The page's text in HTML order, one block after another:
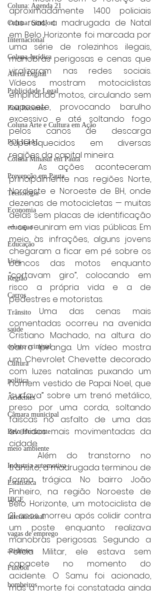
Coluna: Agenda 21
Coluna: SindJori
Internacional
Coluna Jurídica
Alerta Digital
Publicidade Legal
Post Recentes
Coluna Arte e Cultura em Ação
POLICIAL
Coluna Minasul em Pauta
Prevenção em Pauta
Tecnologia
Economia
educaçao
Educação
Unis
Região
Carros
Trânsito
saúde
coluna criminal
Cultura
politica
Acidentes
Câmara municipal
Belo Horizonte
meio ambiente
Industria automotiva
Estatística
IBGE
Internacional
vagas de emprego
acidentes
Futebol
bombeiros
aproximadamente 1.400 policiais
nas ruas, a madrugada de Natal
em Belo Horizonte foi marcada por
uma série de rolezinhos ilegais,
manobras perigosas e cenas que
viralizaram nas redes sociais.
Vídeos mostram motociclistas
empinando motos, circulando sem
capacete, provocando barulho
excessivo e até soltando fogo
pelos canos de descarga
superaquecidos em diversas
regiões da capital mineira.
principalmente nas regiões Norte,
Nordeste e Noroeste de BH, onde
dezenas de motocicletas — muitas
delas sem placas de identificação
— se reuniram em vias públicas. Em
meio às infrações, alguns jovens
chegaram a ficar em pé sobre os
bancos das motos enquanto
“cortavam giro”, colocando em
risco a própria vida e a de
pedestres e motoristas.
	Uma das cenas mais
comentadas ocorreu na avenida
Cristiano Machado, na altura do
bairro Ipiranga. Um vídeo mostra
um Chevrolet Chevette decorado
com luzes natalinas puxando um
homem vestido de Papai Noel, que
“surfava” sobre um trenó metálico,
preso por uma corda, soltando
faíscas no asfalto de uma das
avenidas mais movimentadas da
cidade.
trânsito, a madrugada terminou de
forma trágica. No bairro João
Pinheiro, na região Noroeste de
Belo Horizonte, um motociclista de
21 anos morreu após colidir contra
um poste enquanto realizava
manobras perigosas. Segundo a
Polícia Militar, ele estava sem
capacete no momento do
acidente. O Samu foi acionado,
mas a morte foi constatada ainda